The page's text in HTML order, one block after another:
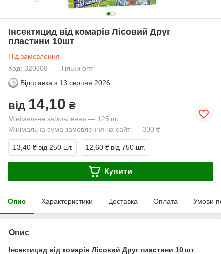
Інсектицид від комарів Лісовий Друг
пластини 10шт
Під замовлення
Код: 320008
Тільки опт
Відправка з 13 серпня 2026
від 14,10 ₴
Мінімальне замовлення — 125 шт.
Мінімальна сума замовлення на сайті — 300 ₴
13,40 ₴ від 250 шт. 12,60 ₴ від 750 шт.
Купити
Опис Характеристики Доставка Оплата Умови
Опис
Інсектицид від комарів Лісовий Друг пластини 10 шт